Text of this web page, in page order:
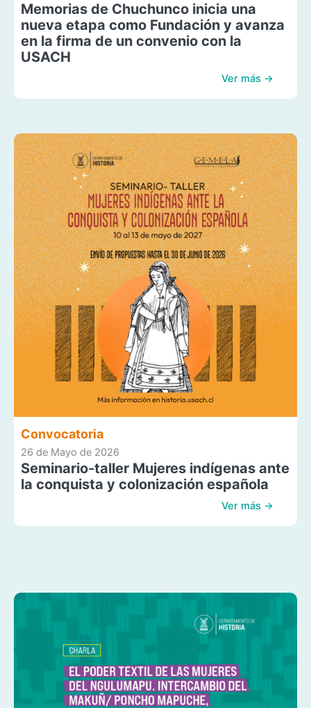
Memorias de Chuchunco inicia una
nueva etapa como Fundación y avanza
en la firma de un convenio con la
USACH
Ver más →
Convocatoria
26 de Mayo de 2026
Seminario-taller Mujeres indígenas ante
la conquista y colonización española
Ver más →